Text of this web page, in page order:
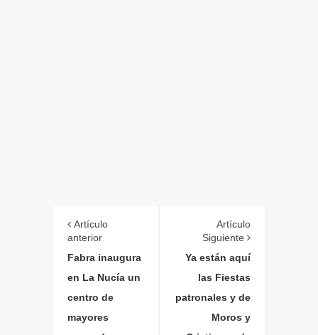
Artículo
anterior
Fabra inaugura
en La Nucía un
centro de
mayores
Artículo
Siguiente
Ya están aquí
las Fiestas
patronales y de
Moros y